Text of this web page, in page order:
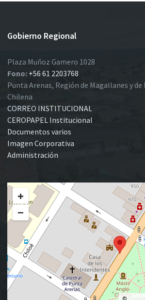
Gobierno Regional
Plaza Muñoz Gamero 1028
Fono: +56 61 2203768
Punta Arenas, Región de Magallanes y
Chilena
CORREO INSTITUCIONAL
CEROPAPEL Institucional
Documentos varios
Imagen Corporativa
Administración
+
−
©